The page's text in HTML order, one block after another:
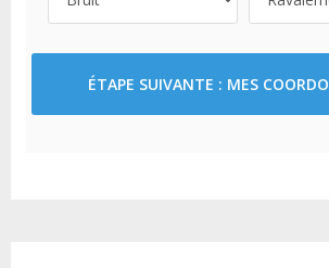
ÉTAPE SUIVANTE : MES